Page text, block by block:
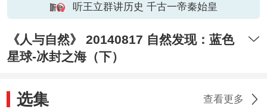
听王立群讲历史 千古一帝秦始皇
《人与自然》 20140817 自然发现：蓝色
星球-冰封之海（下）
选集 查看更多